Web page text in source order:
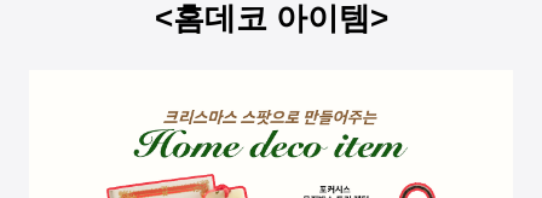
<홈데코 아이템>